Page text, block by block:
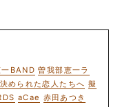
BAND 曽我部恵一ラ
められた恋人たちへ 擬
aCae 赤田あつき